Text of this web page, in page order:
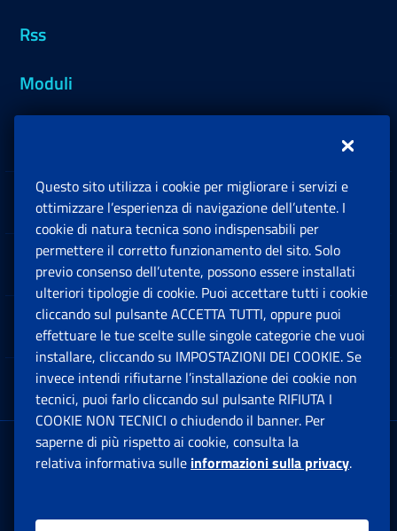
Rss
Moduli
Sedi e Contatti
Software
Note Legali
App mobile
Sede Legale : Via Ciro il Grande, 21
00144 Roma
Questo sito utilizza i cookie per migliorare i servizi e
ottimizzare l’esperienza di navigazione dell’utente. I
cookie di natura tecnica sono indispensabili per
permettere il corretto funzionamento del sito. Solo
previo consenso dell’utente, possono essere installati
ulteriori tipologie di cookie. Puoi accettare tutti i cookie
cliccando sul pulsante ACCETTA TUTTI, oppure puoi
effettuare le tue scelte sulle singole categorie che vuoi
installare, cliccando su IMPOSTAZIONI DEI COOKIE. Se
invece intendi rifiutarne l’installazione dei cookie non
tecnici, puoi farlo cliccando sul pulsante RIFIUTA I
COOKIE NON TECNICI o chiudendo il banner. Per
saperne di più rispetto ai cookie, consulta la
relativa informativa sulle informazioni sulla privacy.